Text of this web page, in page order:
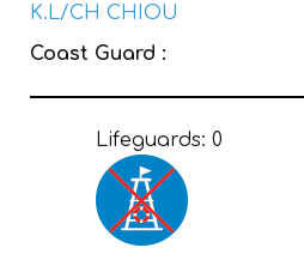
K.L/CH CHIOU
Coast Guard :
Lifeguards: 0